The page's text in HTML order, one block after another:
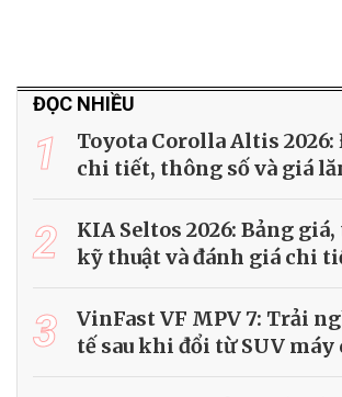
ĐỌC NHIỀU
1
Toyota Corolla Altis
chi tiết, thông số và giá
2
KIA Seltos 2026: Bảng
kỹ thuật và đánh giá chi
3
VinFast VF MPV 7: Trải
tế sau khi đổi từ SUV máy